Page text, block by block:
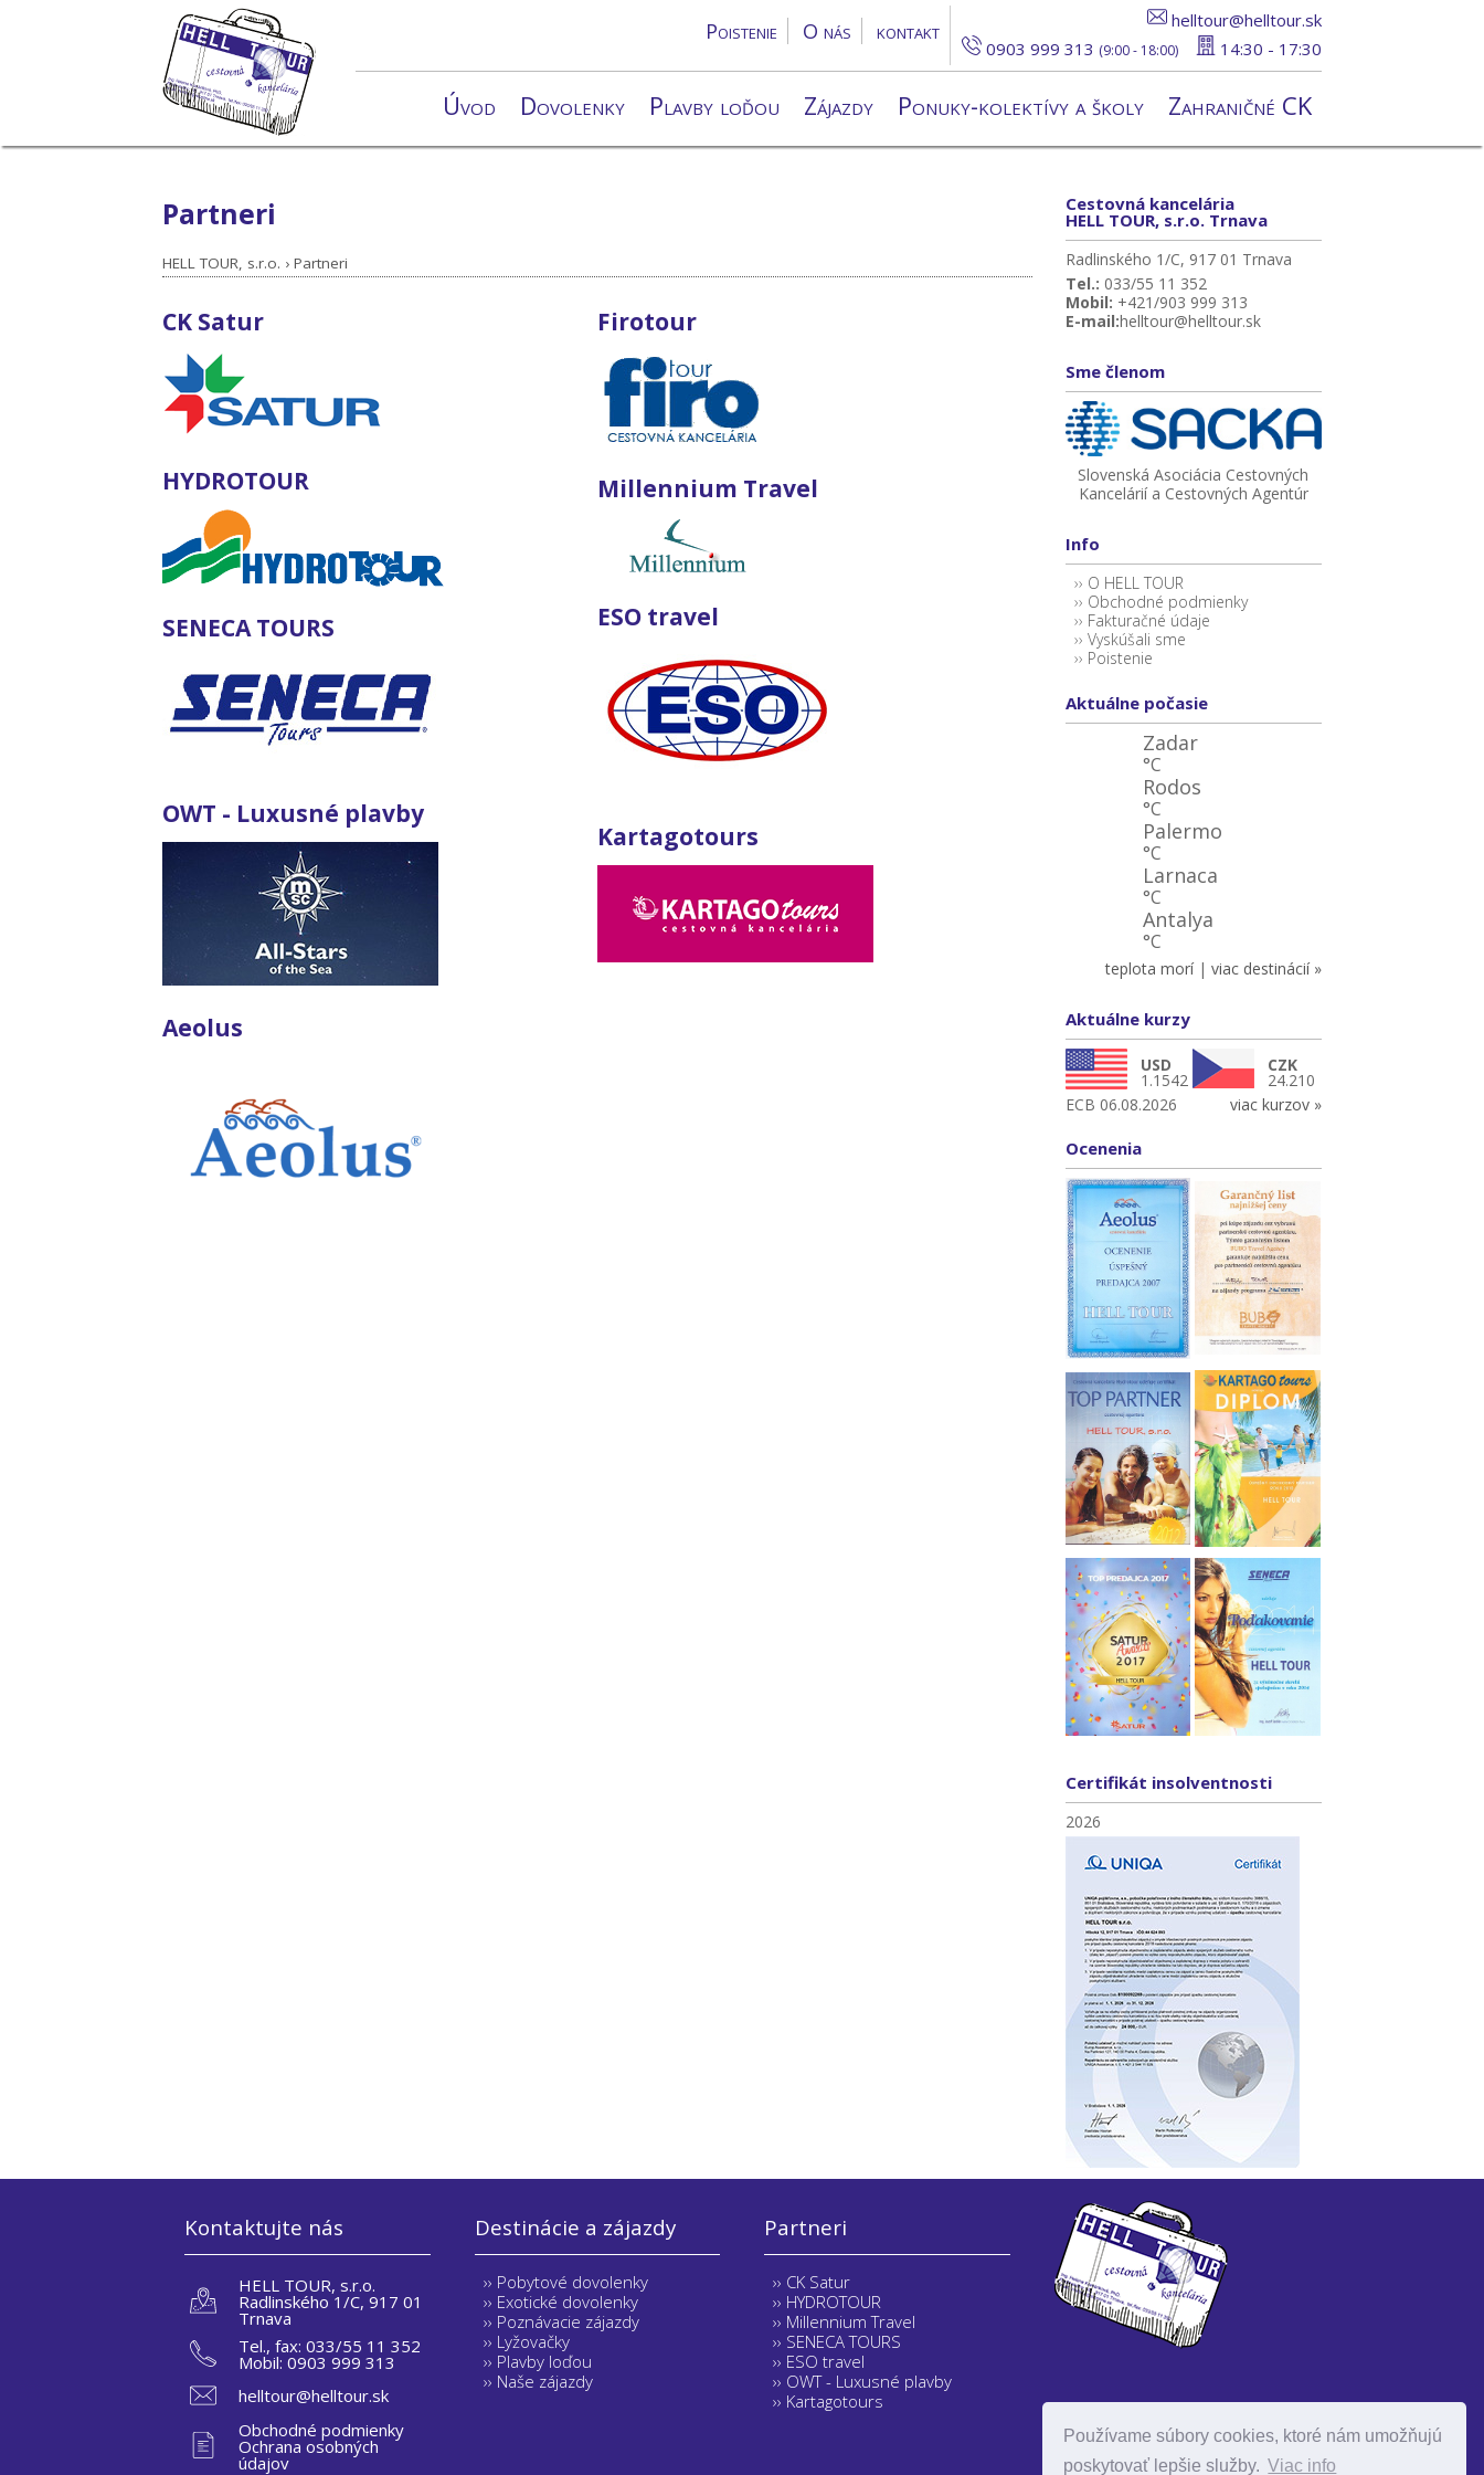
Používame súbory cookies, ktoré nám umožňujú
poskytovať lepšie služby. Viac info
helltour@helltour.sk
0903 999 313 (9:00 - 18:00) 14:30 - 17:30
Poistenie O nás kontakt
Úvod Dovolenky Plavby loďou Zájazdy Ponuky-kolektívy a školy Zahraničné CK
Partneri
HELL TOUR, s.r.o. › Partneri
CK Satur Firotour
HYDROTOUR Millennium Travel
SENECA TOURS ESO travel
OWT - Luxusné plavby
Kartagotours
Aeolus
Cestovná kancelária
HELL TOUR, s.r.o. Trnava
Radlinského 1/C, 917 01 Trnava
Tel.: 033/55 11 352
Mobil: +421/903 999 313
E-mail:helltour@helltour.sk
Sme členom
Slovenská Asociácia Cestovných
Kancelárií a Cestovných Agentúr
Info
O HELL TOUR
Obchodné podmienky
Fakturačné údaje
Vyskúšali sme
Poistenie
Aktuálne počasie
Zadar
°C
Rodos
°C
Palermo
°C
Larnaca
°C
Antalya
°C
teplota morí| viac destinácií »
Aktuálne kurzy
USD
1.1542
CZK
24.210
ECB 06.08.2026
viac kurzov »
Ocenenia
Certifikát insolventnosti
2026
Kontaktujte nás
HELL TOUR, s.r.o.
Radlinského 1/C, 917 01
Trnava
Tel., fax: 033/55 11 352
Mobil: 0903 999 313
helltour@helltour.sk
Obchodné podmienky
Ochrana osobných
údajov
Destinácie a zájazdy
Pobytové dovolenky
Exotické dovolenky
Poznávacie zájazdy
Lyžovačky
Plavby loďou
Naše zájazdy
Partneri
CK Satur
HYDROTOUR
Millennium Travel
SENECA TOURS
ESO travel
OWT - Luxusné plavby
Kartagotours